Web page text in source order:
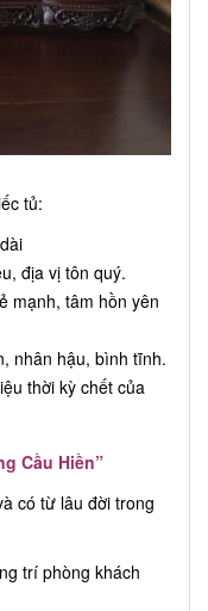
tủ:
địa vị tôn quý.
mạnh, tâm hồn yên
nhân hậu, bình tĩnh.
thời kỳ chết của
Cầu Hiền”
có từ lâu đời trong
trí phòng khách